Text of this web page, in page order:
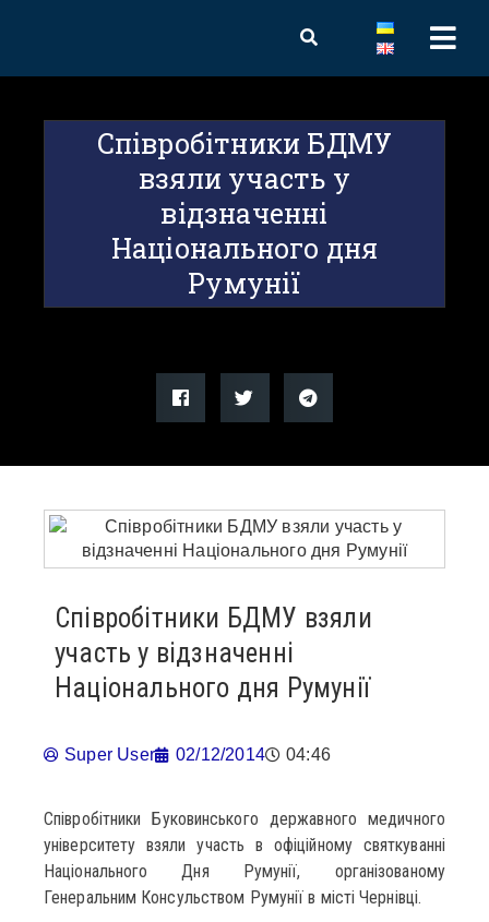
Співробітники БДМУ
взяли участь у
відзначенні
Національного дня
Румунії
Співробітники БДМУ взяли
участь у відзначенні
Національного дня Румунії
Super User 02/12/2014 04:46
Співробітники Буковинського державного медичного
університету взяли участь в офіційному святкуванні
Національного Дня Румунії, організованому
Генеральним Консульством Румунії в місті Чернівці.